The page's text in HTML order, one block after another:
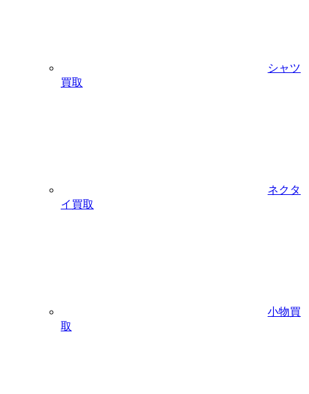
シャツ
買取
ネクタ
イ買取
小物買
取